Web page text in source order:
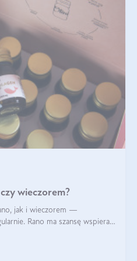
wieczorem?
jak i wieczorem —
Rano ma szansę wspierać